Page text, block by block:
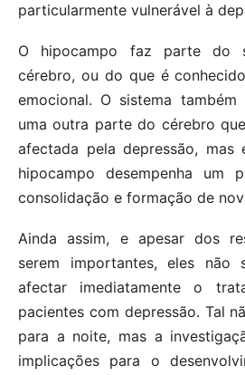
particularmente vulnerável à
O hipocampo faz parte do
cérebro, ou do que é
emocional. O sistema
uma outra parte do cérebro
afectada pela depressão, mas
hipocampo desempenha um
consolidação e formação de
Ainda assim, e apesar dos
serem importantes, eles não
afectar imediatamente o
pacientes com depressão. Tal
para a noite, mas a
implicações para o